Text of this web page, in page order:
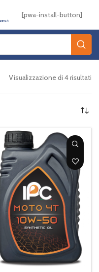
[pwa-install-button]
Visualizzazione di 4 risultati